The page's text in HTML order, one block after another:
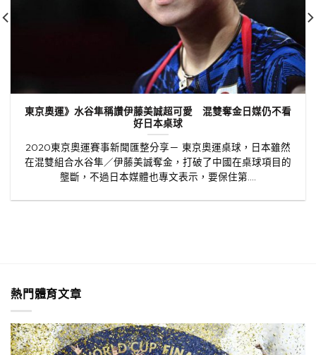
東京奧運》水谷隼稱讚伊藤美誠超可愛 混雙奪金日媒仍不看
好日本桌球
2020東京奧運賽事新聞匯整分享－ 東京奧運桌球，日本雖然
在混雙組合水谷隼／伊藤美誠奪金，打破了中國在桌球項目的
壟斷，不過日本媒體也專文表示，要保住第....
熱門體育文章